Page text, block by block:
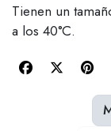
Tienen un
a los 40°C.